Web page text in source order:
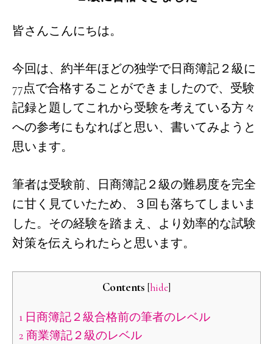
皆さんこんにちは。
今回は、約半年ほどの独学で日商簿記２級に
77点で合格することができましたので、受験
記録と題してこれから受験を考えている方々
への参考にもなればと思い、書いてみようと
思います。
筆者は受験前、日商簿記２級の難易度を完全
に甘く見ていたため、３回も落ちてしまいま
した。その経験を踏まえ、より効率的な試験
対策を伝えられたらと思います。
Contents [hide]
1 日商簿記２級合格前の筆者のレベル
2 商業簿記２級のレベル